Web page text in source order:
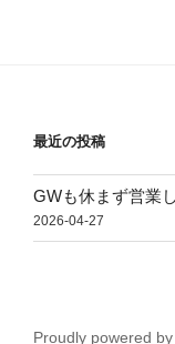
最近の投稿
GWも休まず営業
2026-04-27
Proudly powered